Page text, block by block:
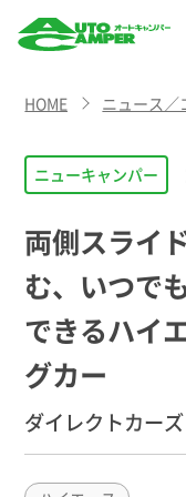
CAMPER
（オート
キャン
パー）
HOME ニュース／
ニューキャンパー
両側スライ
む、いつで
できるハイ
グカー
ダイレクトカー